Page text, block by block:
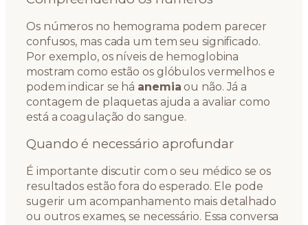
Os números no hemograma podem parecer
confusos, mas cada um tem seu significado.
Por exemplo, os níveis de hemoglobina
mostram como estão os glóbulos vermelhos e
podem indicar se há anemia ou não. Já a
contagem de plaquetas ajuda a avaliar como
está a coagulação do sangue.
Quando é necessário aprofundar
É importante discutir com o seu médico se os
resultados estão fora do esperado. Ele pode
sugerir um acompanhamento mais detalhado
ou outros exames, se necessário. Essa conversa